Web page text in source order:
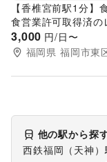
【香椎宮前駅1分】
食営業許可取得済の
3,000 円/日〜
福岡県 福岡市東
他の駅から探
西鉄福岡（天神）